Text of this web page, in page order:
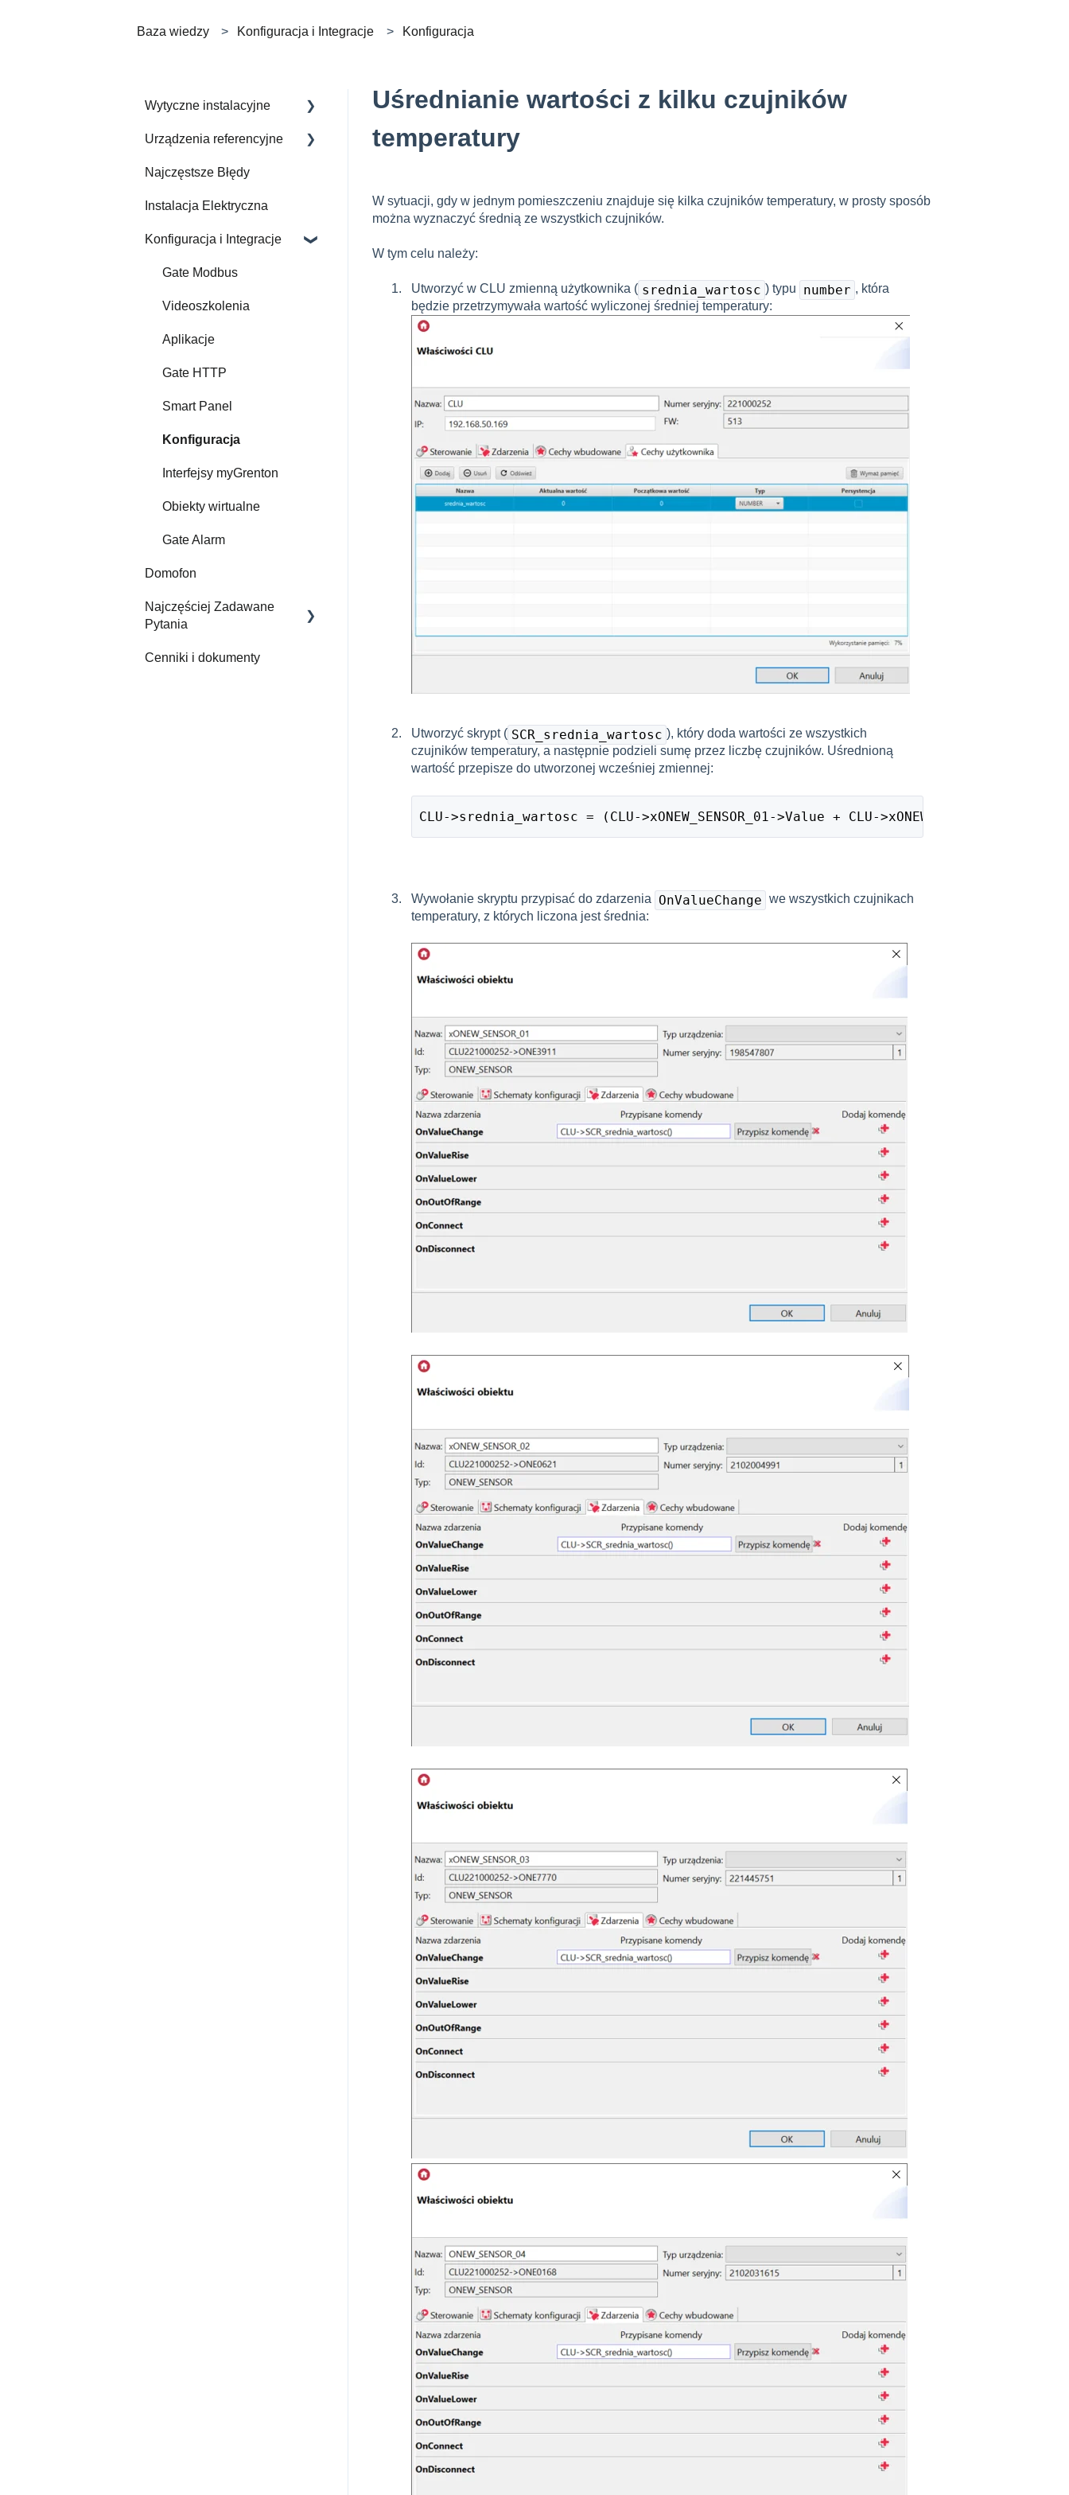
Baza wiedzy Konfiguracja i Integracje Konfiguracja
Uśrednianie wartości z kilku czujników
temperatury
W sytuacji, gdy w jednym pomieszczeniu znajduje się kilka czujników temperatury, w prosty sposób
można wyznaczyć średnią ze wszystkich czujników.
W tym celu należy:
Utworzyć w CLU zmienną użytkownika ( srednia_wartosc ) typu number , która
będzie przetrzymywała wartość wyliczonej średniej temperatury:
Utworzyć skrypt ( SCR_srednia_wartosc ), który doda wartości ze wszystkich
czujników temperatury, a następnie podzieli sumę przez liczbę czujników. Uśrednioną
wartość przepisze do utworzonej wcześniej zmiennej:
CLU->srednia_wartosc = (CLU->xONEW_SENSOR_01->Value + CLU->xONEW_SENSOR_02-
Wywołanie skryptu przypisać do zdarzenia OnValueChange we wszystkich czujnikach
temperatury, z których liczona jest średnia:
Wytyczne instalacyjne
Jak Wykonać Instalację
Urządzenia referencyjne
Zintegrowane urządzenia
Najczęstsze Błędy
Instalacja Elektryczna
Konfiguracja i Integracje
Gate Modbus
Videoszkolenia
Aplikacje
Gate HTTP
Smart Panel
Konfiguracja
Interfejsy myGrenton
Obiekty wirtualne
Gate Alarm
Domofon
Najczęściej Zadawane
Pytania
FAQ
Cenniki i dokumenty